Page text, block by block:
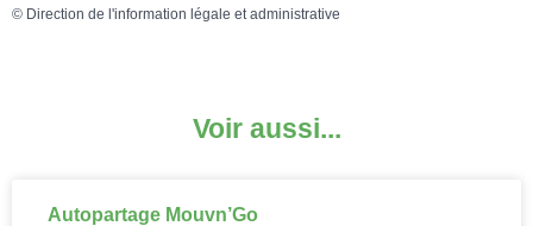
© Direction de l'information légale et administrative
Voir aussi...
Autopartage Mouvn’Go